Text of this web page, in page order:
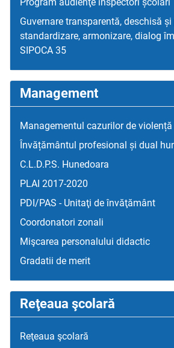
Guvernare transparentă, deschisă
standardizare, armonizare, dialog
SIPOCA 35
Management
Managementul cazurilor de violență
Învățământul profesional și dual
C.L.D.P.S. Hunedoara
PLAI 2017-2020
PDI/PAS - Unitaţi de învăţământ
Coordonatori zonali
Mişcarea personalului didactic
Gradatii de merit
Reţeaua şcolară
Reţeaua şcolară